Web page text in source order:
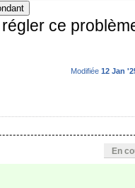
ce
Modifiée 12 Jan
En